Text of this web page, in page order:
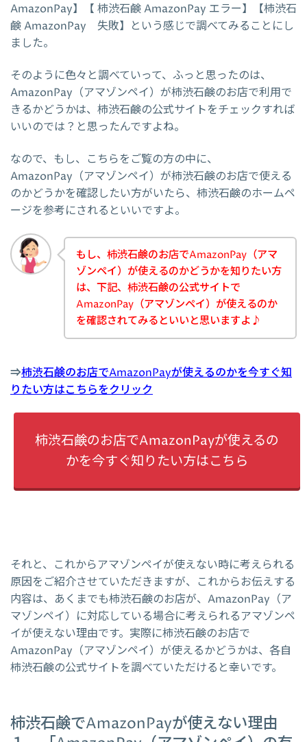
AmazonPay】【 柿渋石鹸 AmazonPay エラー】【柿渋石
鹸 AmazonPay 失敗】という感じで調べてみることにし
ました。
そのように色々と調べていって、ふっと思ったのは、
AmazonPay（アマゾンペイ）が柿渋石鹸のお店で利用で
きるかどうかは、柿渋石鹸の公式サイトをチェックすれば
いいのでは？と思ったんですよね。
なので、もし、こちらをご覧の方の中に、
AmazonPay（アマゾンペイ）が柿渋石鹸のお店で使える
のかどうかを確認したい方がいたら、柿渋石鹸のホームペ
ージを参考にされるといいですよ。
もし、柿渋石鹸のお店でAmazonPay（アマ
ゾンペイ）が使えるのかどうかを知りたい方
は、下記、柿渋石鹸の公式サイトで
AmazonPay（アマゾンペイ）が使えるのか
を確認されてみるといいと思いますよ♪
⇒柿渋石鹸のお店でAmazonPayが使えるのかを今すぐ知
りたい方はこちらをクリック
柿渋石鹸のお店でAmazonPayが使えるの
かを今すぐ知りたい方はこちら
それと、これからアマゾンペイが使えない時に考えられる
原因をご紹介させていただきますが、これからお伝えする
内容は、あくまでも柿渋石鹸のお店が、AmazonPay（ア
マゾンペイ）に対応している場合に考えられるアマゾンペ
イが使えない理由です。実際に柿渋石鹸のお店で
AmazonPay（アマゾンペイ）が使えるかどうかは、各自
柿渋石鹸の公式サイトを調べていただけると幸いです。
柿渋石鹸でAmazonPayが使えない理由